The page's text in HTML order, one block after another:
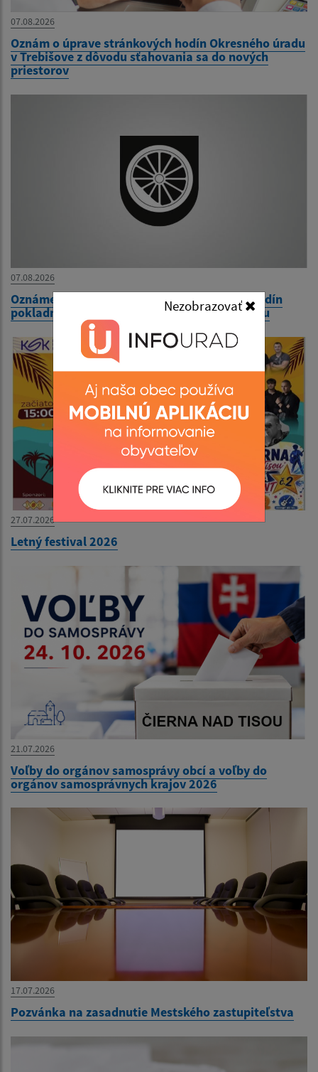
07.08.2026
Oznám o úprave stránkových hodín Okresného úradu
v Trebišove z dôvodu sťahovania sa do nových
priestorov
07.08.2026
Oznámenie o dočasnej úprave stránkových hodín
pokladne Mestského úradu v Čiernej nad Tisou
27.07.2026
Letný festival 2026
21.07.2026
Voľby do orgánov samosprávy obcí a voľby do
orgánov samosprávnych krajov 2026
17.07.2026
Pozvánka na zasadnutie Mestského zastupiteľstva
Nezobrazovať